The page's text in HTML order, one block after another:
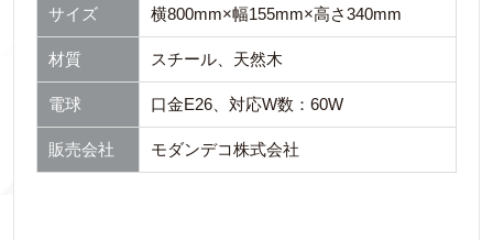
サイズ 横800mm×幅155mm×高さ340mm
材質 スチール、天然木
電球 口金E26、対応W数：60W
販売会社 モダンデコ株式会社